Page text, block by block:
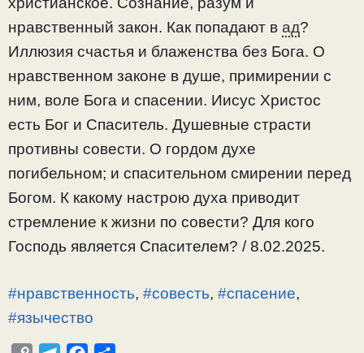
нравственный закон. Как попадают в ад?
Иллюзия счастья и блаженства без Бога. О
нравственном законе в душе, примирении с
ним, воле Бога и спасении. Иисус Христос
есть Бог и Спаситель. Душевные страсти
противны совести. О гордом духе
погибельном; и спасительном смирении перед
Богом. К какому настрою духа приводит
стремление к жизни по совести? Для кого
Господь является Спасителем? / 8.02.2025.
#нравственность, #совесть, #спасение,
#язычество